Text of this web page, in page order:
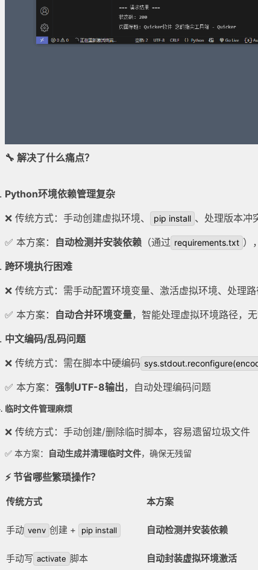
🔧 解决了什么痛点？
Python环境依赖管理复杂
❌ 传统方式：手动创建虚拟环境、
pip install 、处理版本冲
✅ 本方案： 自动检测并安装依赖 （通过 requirements.txt ）
跨环境执行困难
❌ 传统方式：需手动配置环境变量、激活虚拟环境、处理
✅ 本方案： 自动合并环境变量，智能处理虚拟环境路径，
中文编码/乱码问题
❌ 传统方式：需在脚本中硬编码
✅ 本方案： 强制UTF-8输出，自动处理编码问题
临时文件管理麻烦
❌ 传统方式：手动创建/删除临时脚本，容易遗留垃圾文件
✅ 本方案： 自动生成并清理临时文件，确保无残留
⚡ 节省哪些繁琐操作？
传统方式 本方案
手动 venv 创建 + pip install 自动检测并安装依赖
手动写 activate 脚本 自动封装虚拟环境激活